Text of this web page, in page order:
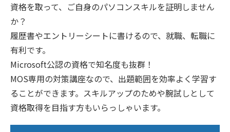
資格を取って、ご自身のパソコンスキルを証明しません
か？
履歴書やエントリーシートに書けるので、就職、転職に
有利です。
Microsoft公認の資格で知名度も抜群！
MOS専用の対策講座なので、出題範囲を効率よく学習す
ることができます。スキルアップのためや腕試しとして
資格取得を目指す方もいらっしゃいます。